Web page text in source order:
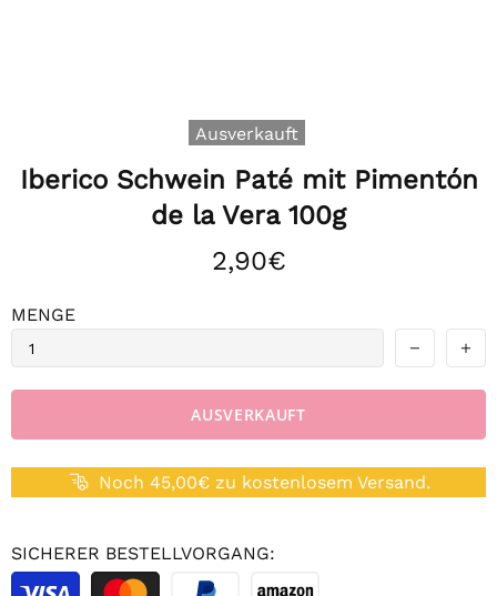
Ausverkauft
Iberico Schwein Paté mit Pimentón
de la Vera 100g
2,90€
MENGE
AUSVERKAUFT
Noch 45,00€ zu kostenlosem Versand.
SICHERER BESTELLVORGANG: